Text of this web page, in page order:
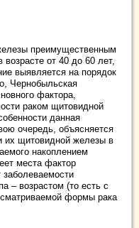
преимущественным
от 40 до 60 лет,
выявляется на порядок
Чернобыльская
фактора,
раком щитовидной
данная
очередь, объясняется
их щитовидной железы в
накоплением
места фактор
заболеваемости
– возрастом (то есть с
формы рака